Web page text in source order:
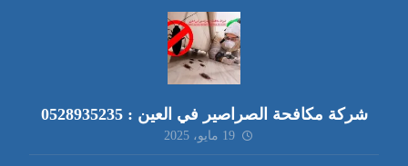
شركة مكافحة الصراصير في العين : 0528935235
19 مايو، 2025